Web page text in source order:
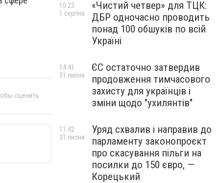
оценить
«Чистий четвер» для ТЦК:
ДБР одночасно проводить
понад 100 обшуків по всій
Україні
10:23
1 серпня
ЄС остаточно затвердив
продовження тимчасового
захисту для українців і
зміни щодо "ухилянтів"
14:41
31 липня
Уряд схвалив і направив до
парламенту законопроєкт
про скасування пільги на
посилки до 150 євро, —
Корецький
11:42
31 липня